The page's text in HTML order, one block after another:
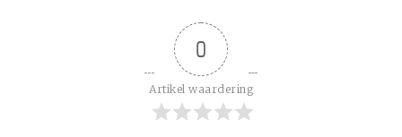
0
Artikel waardering